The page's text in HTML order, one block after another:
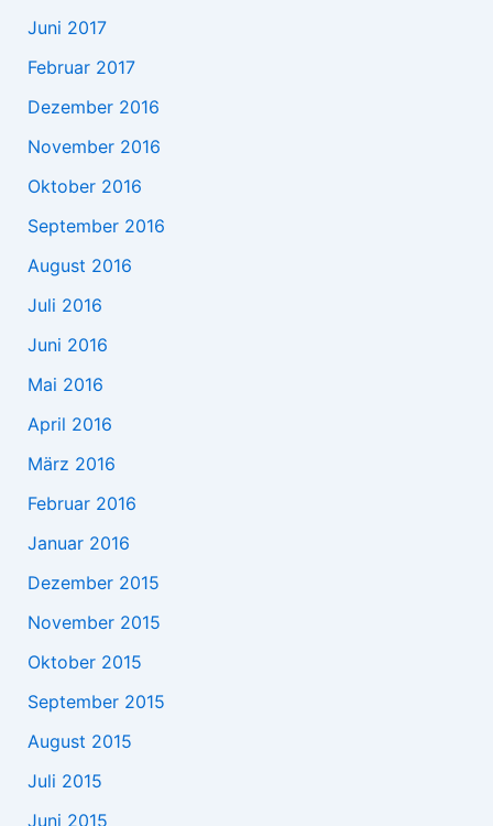
Juni 2017
Februar 2017
Dezember 2016
November 2016
Oktober 2016
September 2016
August 2016
Juli 2016
Juni 2016
Mai 2016
April 2016
März 2016
Februar 2016
Januar 2016
Dezember 2015
November 2015
Oktober 2015
September 2015
August 2015
Juli 2015
Juni 2015